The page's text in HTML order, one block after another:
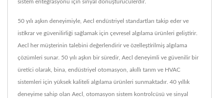
sistem entegrasyonu için sinyal dönüştürücülerdir.
50 yılı aşkın deneyimiyle, Aecl endüstriyel standartları takip eder ve
istikrar ve güvenilirliği sağlamak için çevresel algılama ürünleri geliştirir.
Aecl her müşterinin talebini değerlendirir ve özelleştirilmiş algılama
çözümleri sunar. 50 yılı aşkın bir süredir, Aecl deneyimli ve güvenilir bir
üretici olarak, bina, endüstriyel otomasyon, akıllı tarım ve HVAC
sistemleri için yüksek kaliteli algılama ürünleri sunmaktadır. 40 yıllık
deneyime sahip olan Aecl, otomasyon sistem kontrolcüsü ve sinyal